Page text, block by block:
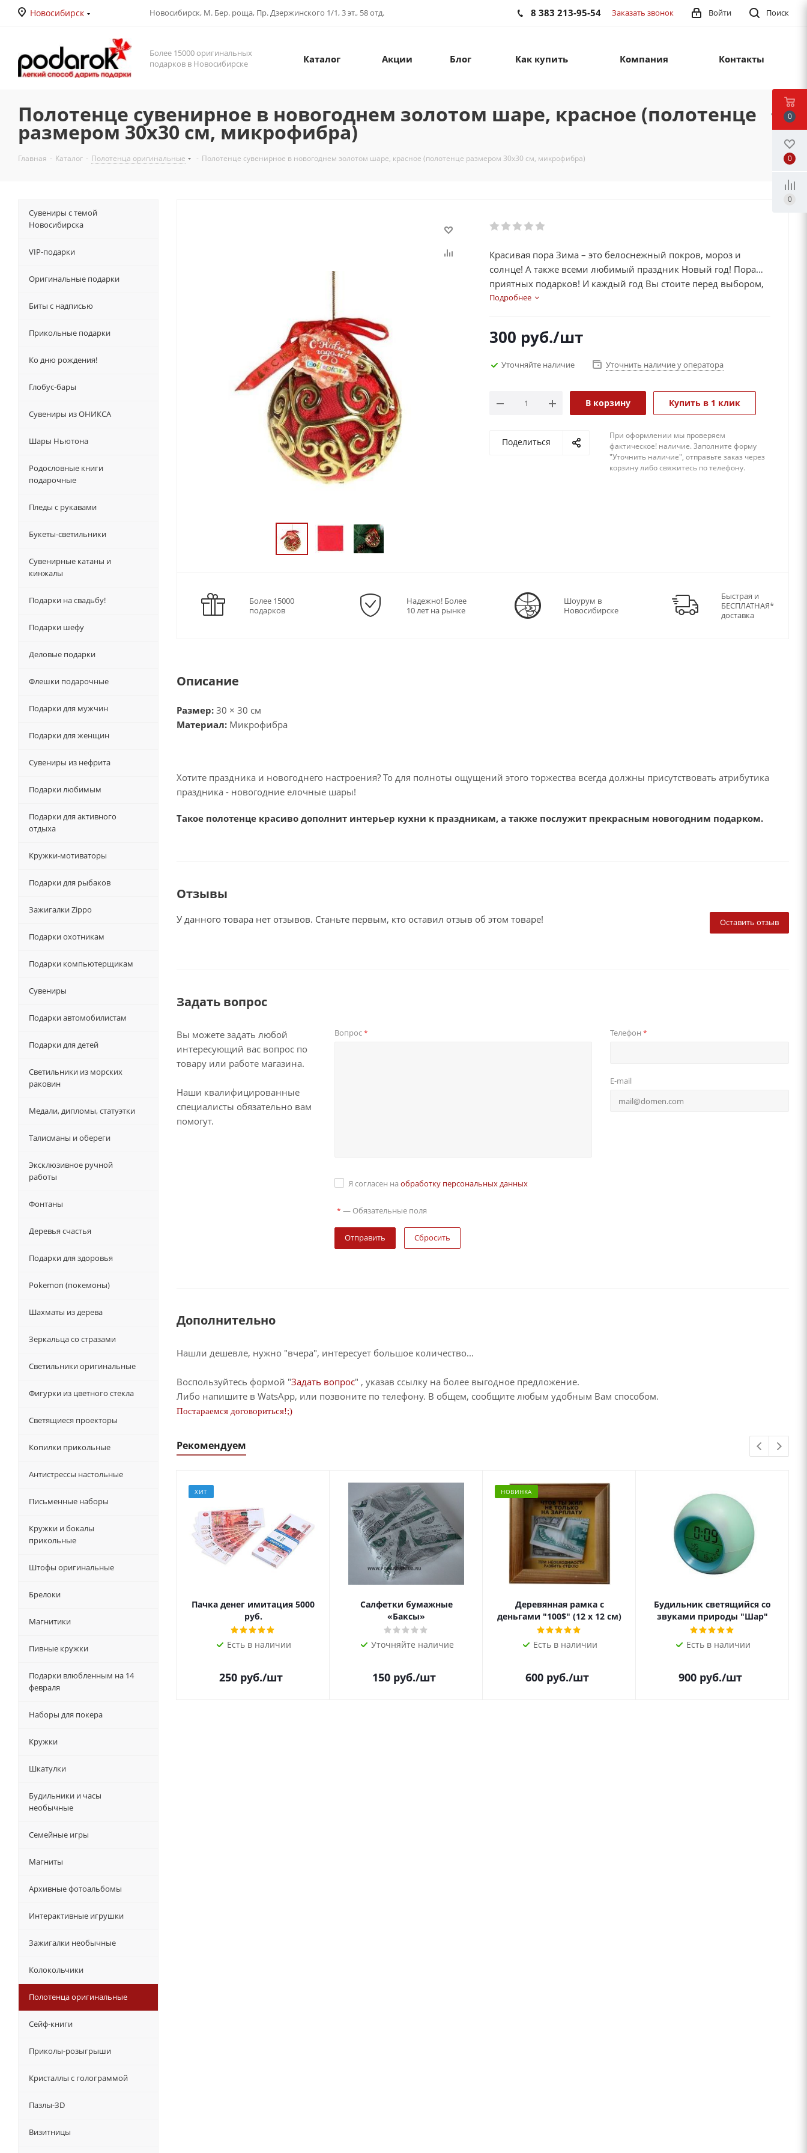
Новосибирск Новосибирск, М. Бер. роща, Пр. Дзержинского 1/1, 3 эт., 58 отд. Поиск
Войти
8 383 213-95-54 Заказать звонок
Более 15000 оригинальных
подарков в Новосибирске
Каталог Акции Блог Как купить Компания Контакты
Полотенце сувенирное в новогоднем золотом шаре, красное (полотенце
размером 30х30 см, микрофибра)
Главная - Каталог - Полотенца оригинальные - Полотенце сувенирное в новогоднем золотом шаре, красное (полотенце размером 30х30 см, микрофибра)
Красивая пора Зима – это белоснежный покров, мороз и
солнце! А также всеми любимый праздник Новый год! Пора
приятных подарков! И каждый год Вы стоите перед выбором,
что выбрать и подарить из такого огромного ассортимента
качестве подарка Вы можете подарить оригинальное
Подробнее
300 руб./шт
Уточняйте наличие Уточнить наличие у оператора
В корзину Купить в 1 клик
Поделиться
При оформлении мы проверяем
фактическое! наличие. 3аполните форму
"Уточнить наличие", отправьте заказ через
корзину либо свяжитесь по телефону.
Более 15000
подарков
Надежно! Более
10 лет на рынке
Шоурум в
Новосибирске
Быстрая и
БЕСПЛАТНАЯ*
доставка
Описание
Размер: 30 × 30 см
Материал: Микрофибра
Хотите праздника и новогоднего настроения? То для полноты ощущений этого торжества всегда должны присутствовать атрибутика
праздника - новогодние елочные шары!
Такое полотенце красиво дополнит интерьер кухни к праздникам, а также послужит прекрасным новогодним подарком.
Отзывы
Оставить отзыв
У данного товара нет отзывов. Станьте первым, кто оставил отзыв об этом товаре!
Задать вопрос
Вы можете задать любой
интересующий вас вопрос по
товару или работе магазина.
Наши квалифицированные
специалисты обязательно вам
помогут.
Вопрос* Телефон *
E-mail
Я согласен на обработку персональных данных
* — Обязательные поля
Сбросить
Дополнительно
Нашли дешевле, нужно "вчера", интересует большое количество...
Воспользуйтесь формой "Задать вопрос" , указав ссылку на более выгодное предложение.
Либо напишите в WatsApp, или позвоните по телефону. В общем, сообщите любым удобным Вам способом.
Постараемся договориться!;)
Рекомендуем
ХИТ
Пачка денег имитация 5000
руб.
Есть в наличии
250 руб./шт
Салфетки бумажные
«Баксы»
Уточняйте наличие
150 руб./шт
НОВИНКА
Деревянная рамка с
деньгами "100$" (12 х 12 см)
Есть в наличии
600 руб./шт
Будильник светящийся со
звуками природы "Шар"
Есть в наличии
900 руб./шт
Сувениры с темой
Новосибирска
VIP-подарки
Оригинальные подарки
Биты с надписью
Прикольные подарки
Ко дню рождения!
Глобус-бары
Сувениры из ОНИКСА
Шары Ньютона
Родословные книги
подарочные
Пледы с рукавами
Букеты-светильники
Сувенирные катаны и
кинжалы
Подарки на свадьбу!
Подарки шефу
Деловые подарки
Флешки подарочные
Подарки для мужчин
Подарки для женщин
Сувениры из нефрита
Подарки любимым
Подарки для активного
отдыха
Кружки-мотиваторы
Подарки для рыбаков
Зажигалки Zippo
Подарки охотникам
Подарки компьютерщикам
Сувениры
Подарки автомобилистам
Подарки для детей
Светильники из морских
раковин
Медали, дипломы, статуэтки
Талисманы и обереги
Эксклюзивное ручной
работы
Фонтаны
Деревья счастья
Подарки для здоровья
Pokemon (покемоны)
Шахматы из дерева
Зеркальца со стразами
Светильники оригинальные
Фигурки из цветного стекла
Светящиеся проекторы
Копилки прикольные
Антистрессы настольные
Письменные наборы
Кружки и бокалы
прикольные
Штофы оригинальные
Брелоки
Магнитики
Пивные кружки
Подарки влюбленным на 14
февраля
Наборы для покера
Кружки
Шкатулки
Будильники и часы
необычные
Семейные игры
Магниты
Архивные фотоальбомы
Интерактивные игрушки
Зажигалки необычные
Колокольчики
Полотенца оригинальные
Сейф-книги
Приколы-розыгрыши
Кристаллы с голограммой
Пазлы-ЗD
Визитницы
0
0
0